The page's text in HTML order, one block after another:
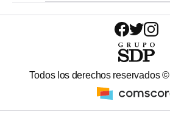
Todos los derechos reservados ©